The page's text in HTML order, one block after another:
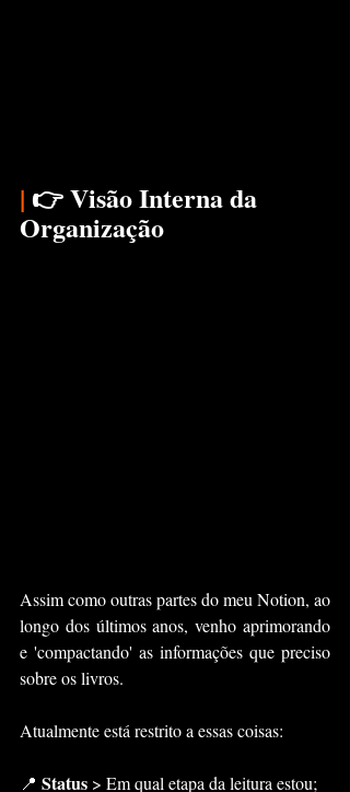
| 👉 Visão Interna da
Organização
Assim como outras partes do meu Notion, ao
longo dos últimos anos, venho aprimorando
e 'compactando' as informações que preciso
sobre os livros.
Atualmente está restrito a essas coisas:
📍 Status > Em qual etapa da leitura estou;